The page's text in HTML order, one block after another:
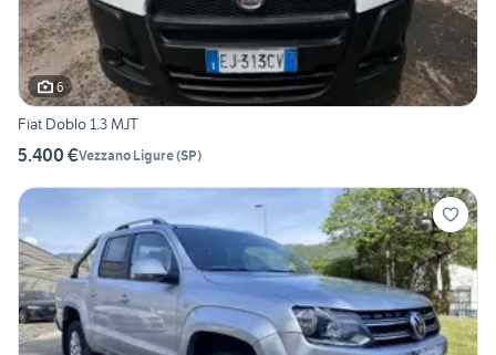
6
Fiat Doblo 1.3 MJT
5.400 €Vezzano Ligure(SP)